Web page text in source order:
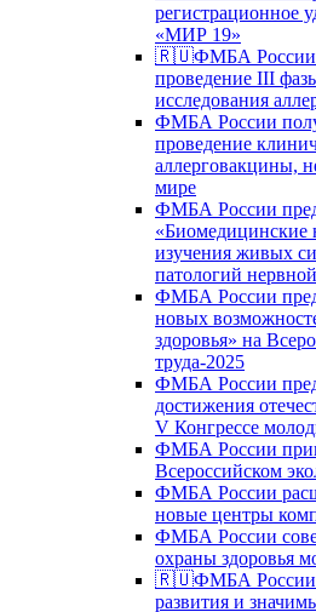
регистрационное
«МИР 19»
🇷🇺ФМБА России
проведение III
исследования
ФМБА России
проведение
аллерговакцины,
мире
ФМБА России
«Биомедицинские
изучения живых
патологий
ФМБА России
новых
здоровья» на
труда-2025
ФМБА России
достижения
V Конгрессе
ФМБА России
Всероссийском
ФМБА России
новые центры
ФМБА России
охраны здоровья
🇷🇺ФМБА России:
развития и